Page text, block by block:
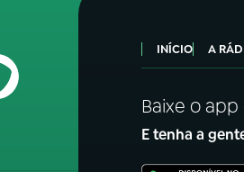
INÍCIO A
Baixe o
E tenha a